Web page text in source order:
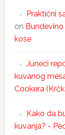
Praktični
on
kose
Juneći
kuvanog
Cookera
Kako da
kuvanja? -